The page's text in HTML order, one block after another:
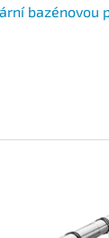
bazénovou